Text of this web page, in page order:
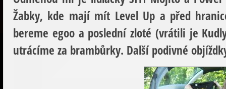
Žabky, kde mají mít Level Up a před
bereme egoo a poslední zloté (vrátili je
utrácíme za brambůrky. Další podivné